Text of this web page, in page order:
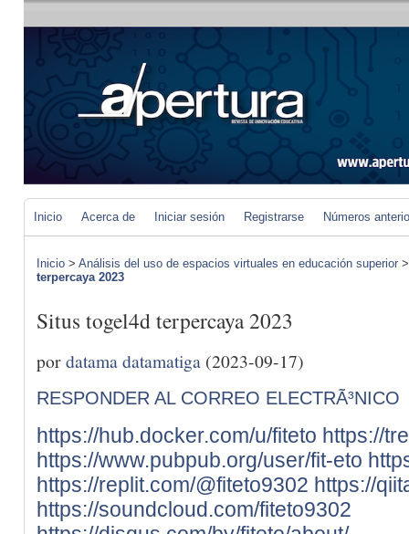
Inicio Acerca de Iniciar sesión Registrarse Números
Inicio > Análisis del uso de espacios virtuales en educación superior
terpercaya 2023
Situs togel4d terpercaya 2023
pordatama datamatiga (2023-09-17)
RESPONDER AL CORREO ELECTRÃ³NICO
https://hub.docker.com/u/fiteto https://
https://www.pubpub.org/user/fit-eto
https://replit.com/@fiteto9302 https://
https://soundcloud.com/fiteto9302